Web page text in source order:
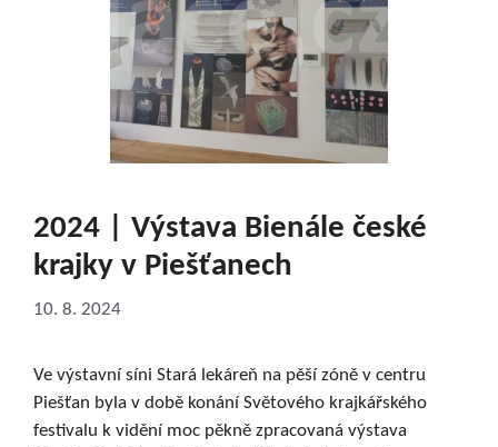
2024 | Výstava Bienále české
krajky v Piešťanech
10. 8. 2024
Ve výstavní síni Stará lekáreň na pěší zóně v centru
Piešťan byla v době konání Světového krajkářského
festivalu k vidění moc pěkně zpracovaná výstava